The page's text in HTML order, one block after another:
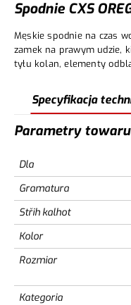
Spodnie CXS
Męskie spodnie na czas
zamek na prawym udzie,
tyłu kolan, elementy
Specyfikacja
Parametry towaru
Dla
Gramatura
Střih kalhot
Kolor
Rozmiar
Kategoria